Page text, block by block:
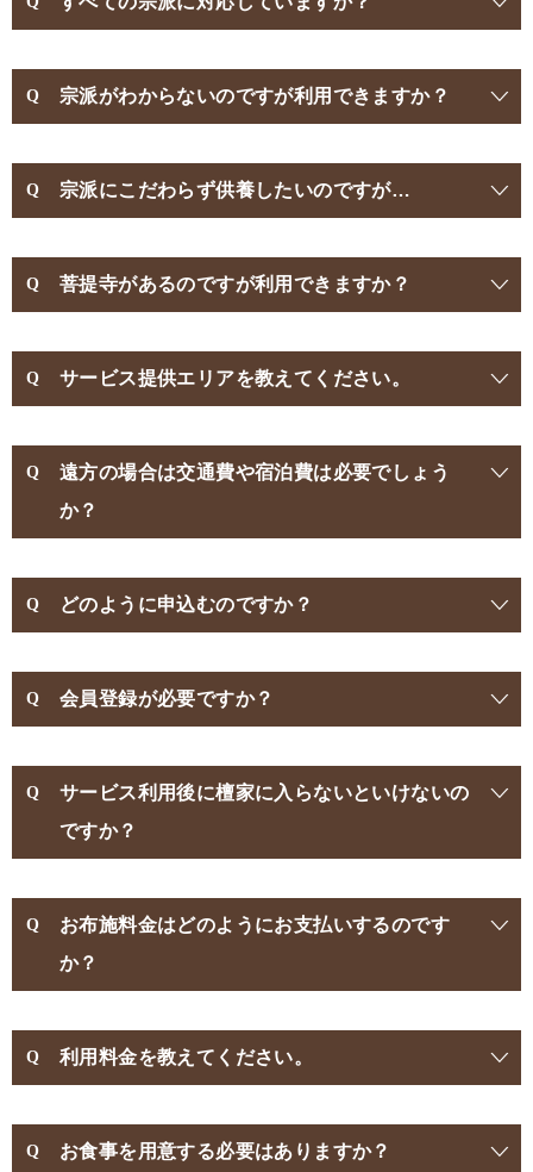
宗派がわからないのですが利用できますか？
宗派にこだわらず供養したいのですが…
菩提寺があるのですが利用できますか？
サービス提供エリアを教えてください。
遠方の場合は交通費や宿泊費は必要でしょう
か？
どのように申込むのですか？
会員登録が必要ですか？
サービス利用後に檀家に入らないといけないの
ですか？
お布施料金はどのようにお支払いするのです
か？
利用料金を教えてください。
お食事を用意する必要はありますか？